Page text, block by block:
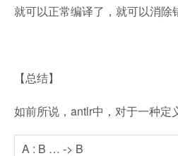
就可以正常编译了，就可以消除
【总结】
如前所说，antlr中，对于一种定
A : B … -> B